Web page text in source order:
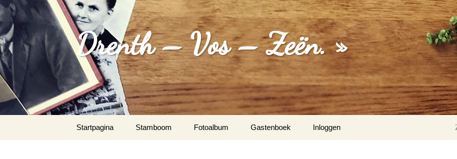
Drenth – Vos – Zeën. »
naar
Startpagina Stamboom Fotoalbum Gastenboek
Inloggen